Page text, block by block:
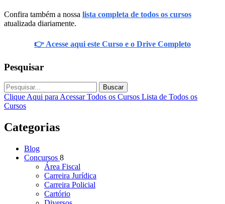
Confira também a nossa lista completa de todos os cursos
atualizada diariamente.
👉 Acesse aqui este Curso e o Drive Completo
Pesquisar
Buscar
Clique Aqui para Acessar Todos os Cursos Lista de Todos os
Cursos
Categorias
Blog
Concursos 8
Área Fiscal
Carreira Jurídica
Carreira Policial
Cartório